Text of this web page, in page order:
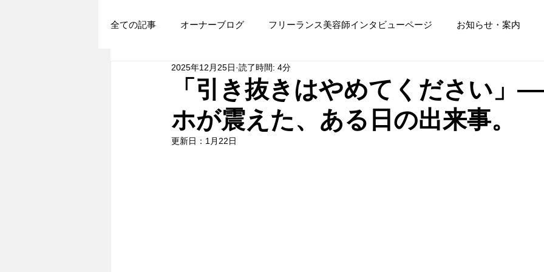
全ての記事 オーナーブログ フリーランス美容師インタビューページ お知らせ・案内
「引き抜きはやめてください」
ホが震えた、ある日の出来事。
2025年12月25日 読了時間: 4分
更新日： 1月22日